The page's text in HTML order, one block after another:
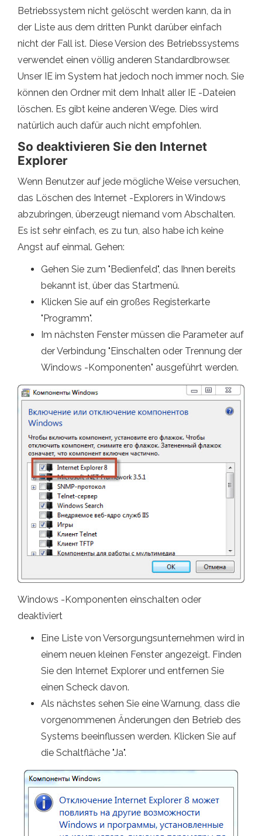
Betriebssystem nicht gelöscht werden kann, da in
der Liste aus dem dritten Punkt darüber einfach
nicht der Fall ist. Diese Version des Betriebssystems
verwendet einen völlig anderen Standardbrowser.
Unser IE im System hat jedoch noch immer noch. Sie
können den Ordner mit dem Inhalt aller IE -Dateien
löschen. Es gibt keine anderen Wege. Dies wird
natürlich auch dafür auch nicht empfohlen.
So deaktivieren Sie den Internet
Explorer
Wenn Benutzer auf jede mögliche Weise versuchen,
das Löschen des Internet -Explorers in Windows
abzubringen, überzeugt niemand vom Abschalten.
Es ist sehr einfach, es zu tun, also habe ich keine
Angst auf einmal. Gehen:
Gehen Sie zum "Bedienfeld", das Ihnen bereits
bekannt ist, über das Startmenü.
Klicken Sie auf ein großes Registerkarte
"Programm".
Im nächsten Fenster müssen die Parameter auf
der Verbindung "Einschalten oder Trennung der
Windows -Komponenten" ausgeführt werden.
Windows -Komponenten einschalten oder
deaktiviert
Eine Liste von Versorgungsunternehmen wird in
einem neuen kleinen Fenster angezeigt. Finden
Sie den Internet Explorer und entfernen Sie
einen Scheck davon.
Als nächstes sehen Sie eine Warnung, dass die
vorgenommenen Änderungen den Betrieb des
Systems beeinflussen werden. Klicken Sie auf
die Schaltfläche "Ja".